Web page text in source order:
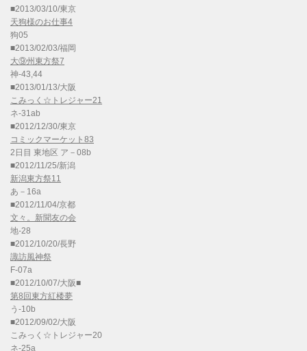
■2013/03/10/東京
天狗様のお仕事4
狗05
■2013/02/03/福岡
大⑨州東方祭7
神-43,44
■2013/01/13/大阪
こみっく☆トレジャー21
ネ-31ab
■2012/12/30/東京
コミックマーケット83
2日目 東地区 ア－08b
■2012/11/25/新潟
新潟東方祭11
あ－16a
■2012/11/04/京都
文々。新聞友の会
地-28
■2012/10/20/長野
諏訪風神祭
F-07a
■2012/10/07/大阪■
第8回東方紅楼夢
う-10b
■2012/09/02/大阪
こみっく☆トレジャー20
ネ-25a